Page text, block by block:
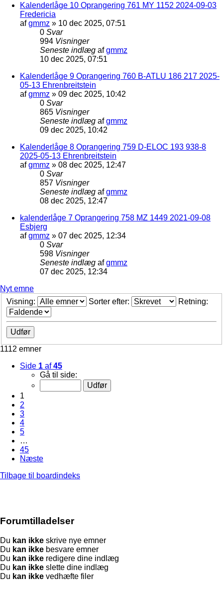
Kalenderlåge 10 Oprangering 761 MY 1152 2024-09-03
Fredericia
afgmmz » 10 dec 2025, 07:51
0 Svar
994 Visninger
Seneste indlæg afgmmz
10 dec 2025, 07:51
Kalenderlåge 9 Oprangering 760 B-ATLU 186 217 2025-
05-13 Ehrenbreitstein
afgmmz » 09 dec 2025, 10:42
0 Svar
865 Visninger
Seneste indlæg afgmmz
09 dec 2025, 10:42
Kalenderlåge 8 Oprangering 759 D-ELOC 193 938-8
2025-05-13 Ehrenbreitstein
afgmmz » 08 dec 2025, 12:47
0 Svar
857 Visninger
Seneste indlæg afgmmz
08 dec 2025, 12:47
kalenderlåge 7 Oprangering 758 MZ 1449 2021-09-08
Esbjerg
afgmmz » 07 dec 2025, 12:34
0 Svar
598 Visninger
Seneste indlæg afgmmz
07 dec 2025, 12:34
Nyt emne
Visning:
Sorter efter: Retning:
1112 emner
Side 1 af45
Gå til side:
1
2
3
4
5
…
45
Næste
Tilbage til boardindeks
Forumtilladelser
Du kan ikke skrive nye emner
Du kan ikke besvare emner
Du kan ikke redigere dine indlæg
Du kan ikke slette dine indlæg
Du kan ikke vedhæfte filer